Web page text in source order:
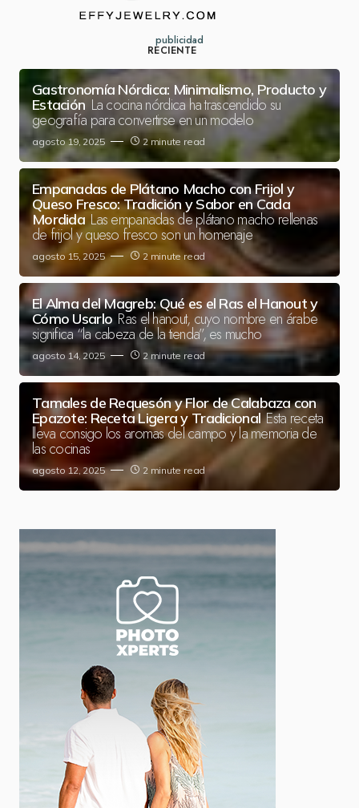
publicidad
RECIENTE
Gastronomía Nórdica: Minimalismo, Producto y
Estación La cocina nórdica ha trascendido su
geografía para convertirse en un modelo
agosto 19, 2025 2 minute read
Empanadas de Plátano Macho con Frijol y
Queso Fresco: Tradición y Sabor en Cada
Mordida Las empanadas de plátano macho rellenas
de frijol y queso fresco son un homenaje
agosto 15, 2025 2 minute read
El Alma del Magreb: Qué es el Ras el Hanout y
Cómo Usarlo Ras el hanout, cuyo nombre en árabe
significa “la cabeza de la tienda”, es mucho
agosto 14, 2025 2 minute read
Tamales de Requesón y Flor de Calabaza con
Epazote: Receta Ligera y Tradicional Esta receta
lleva consigo los aromas del campo y la memoria de
las cocinas
agosto 12, 2025 2 minute read